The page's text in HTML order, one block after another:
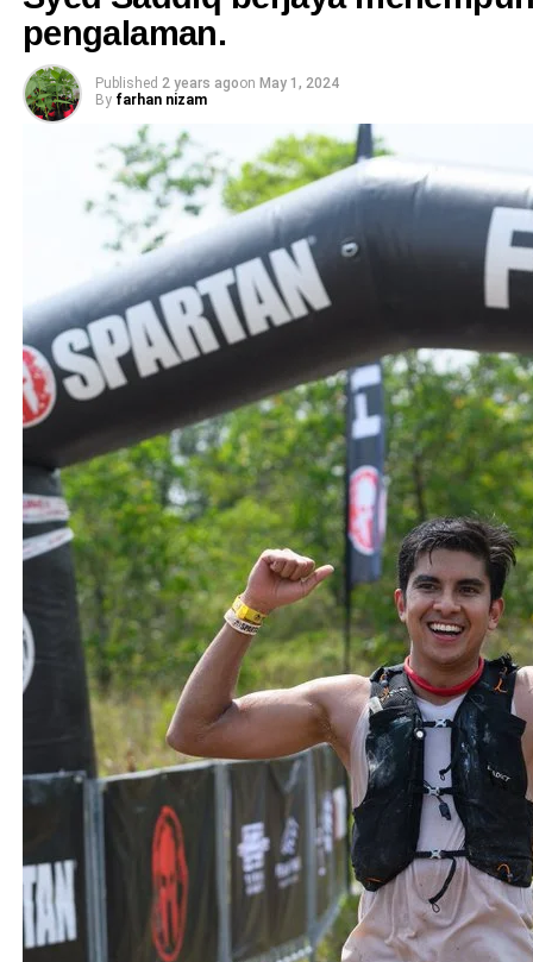
pengalaman.
Published 2 years agoon May 1, 2024
By farhan nizam